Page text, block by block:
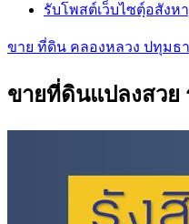
รับโพสต์เว็บไซตฺ์อสังห
ขาย ที่ดิน คลองหลวง ปทุมธ
ขายที่ดินแปลงสวย